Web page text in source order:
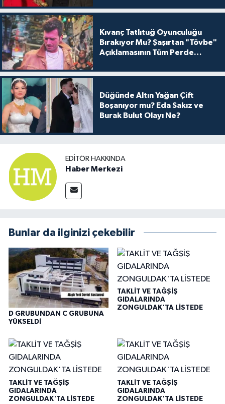
Kıvanç Tatlıtuğ Oyunculuğu
Bırakıyor Mu? Şaşırtan "Tövbe"
Açıklamasının Tüm Perde
Düğünde Altın Yağan Çift
Boşanıyor mu? Eda Sakız ve
Burak Bulut Olayı Ne?
EDITÖR HAKKINDA
Haber Merkezi
Bunlar da ilginizi çekebilir
D GRUBUNDAN C GRUBUNA
YÜKSELDİ
TAKLİT VE TAĞŞİŞ
GIDALARINDA
ZONGULDAK'TA LİSTEDE
TAKLİT VE TAĞŞİŞ
GIDALARINDA
ZONGULDAK'TA LİSTEDE
TAKLİT VE TAĞŞİŞ
GIDALARINDA
ZONGULDAK'TA LİSTEDE